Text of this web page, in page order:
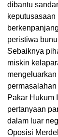
dibantu
peristiwa
Sebaiknya
miskin
Pakar Hukum
pertanyaan
dalam luar
Oposisi